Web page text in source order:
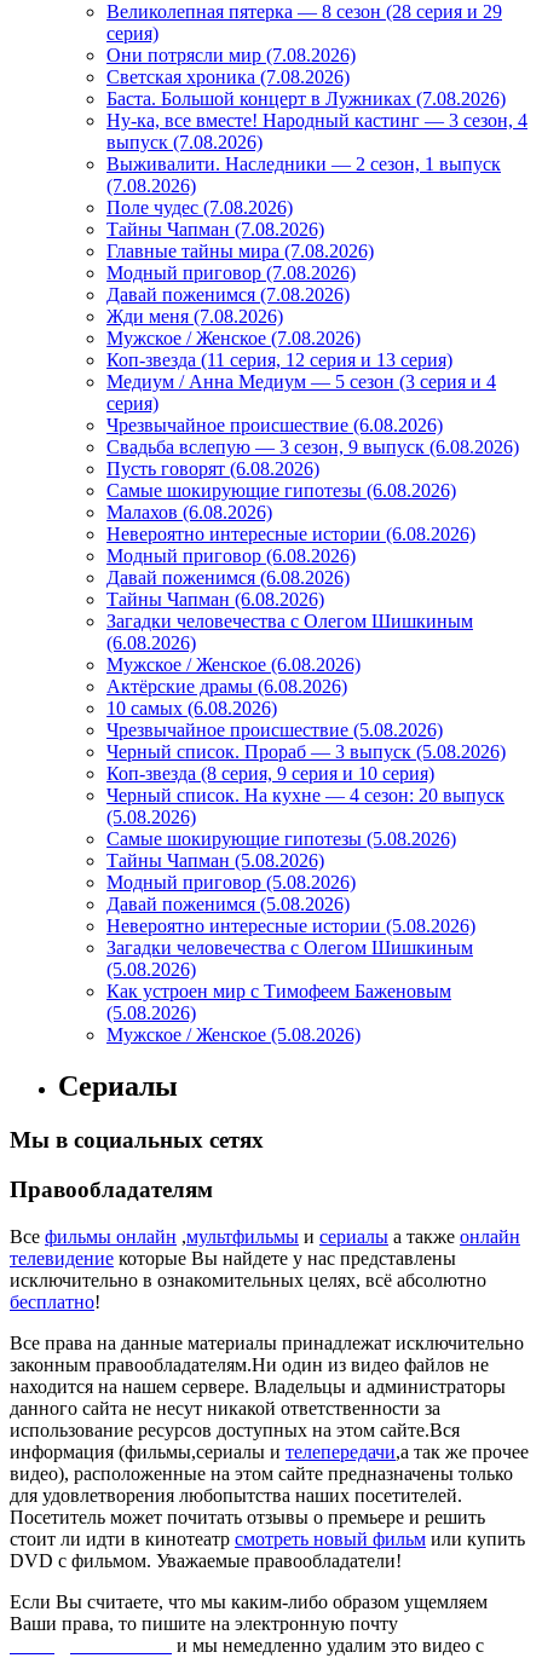
Великолепная пятерка — 8 сезон (28 серия и 29
серия)
Они потрясли мир (7.08.2026)
Светская хроника (7.08.2026)
Баста. Большой концерт в Лужниках (7.08.2026)
Ну-ка, все вместе! Народный кастинг — 3 сезон, 4
выпуск (7.08.2026)
Выживалити. Наследники — 2 сезон, 1 выпуск
(7.08.2026)
Поле чудес (7.08.2026)
Тайны Чапман (7.08.2026)
Главные тайны мира (7.08.2026)
Модный приговор (7.08.2026)
Давай поженимся (7.08.2026)
Жди меня (7.08.2026)
Мужское / Женское (7.08.2026)
Коп-звезда (11 серия, 12 серия и 13 серия)
Медиум / Анна Медиум — 5 сезон (3 серия и 4
серия)
Чрезвычайное происшествие (6.08.2026)
Свадьба вслепую — 3 сезон, 9 выпуск (6.08.2026)
Пусть говорят (6.08.2026)
Самые шокирующие гипотезы (6.08.2026)
Малахов (6.08.2026)
Невероятно интересные истории (6.08.2026)
Модный приговор (6.08.2026)
Давай поженимся (6.08.2026)
Тайны Чапман (6.08.2026)
Загадки человечества с Олегом Шишкиным
(6.08.2026)
Мужское / Женское (6.08.2026)
Актёрские драмы (6.08.2026)
10 самых (6.08.2026)
Чрезвычайное происшествие (5.08.2026)
Черный список. Прораб — 3 выпуск (5.08.2026)
Коп-звезда (8 серия, 9 серия и 10 серия)
Черный список. На кухне — 4 сезон: 20 выпуск
(5.08.2026)
Самые шокирующие гипотезы (5.08.2026)
Тайны Чапман (5.08.2026)
Модный приговор (5.08.2026)
Давай поженимся (5.08.2026)
Невероятно интересные истории (5.08.2026)
Загадки человечества с Олегом Шишкиным
(5.08.2026)
Как устроен мир с Тимофеем Баженовым
(5.08.2026)
Мужское / Женское (5.08.2026)
Сериалы
Мы в социальных сетях
Правообладателям
Все фильмы онлайн ,мультфильмы и сериалы а также онлайн
телевидение которые Вы найдете у нас представлены
исключительно в ознакомительных целях, всё абсолютно
бесплатно!
Все права на данные материалы принадлежат исключительно
законным правообладателям.Ни один из видео файлов не
находится на нашем сервере. Владельцы и администраторы
данного сайта не несут никакой ответственности за
использование ресурсов доступных на этом сайте.Вся
информация (фильмы,сериалы и телепередачи,а так же прочее
видео), расположенные на этом сайте предназначены только
для удовлетворения любопытства наших посетителей.
Посетитель может почитать отзывы о премьере и решить
стоит ли идти в кинотеатр смотреть новый фильм или купить
DVD с фильмом. Уважаемые правообладатели!
Если Вы считаете, что мы каким-либо образом ущемляем
Ваши права, то пишите на электронную почту
и мы немедленно удалим это видео с